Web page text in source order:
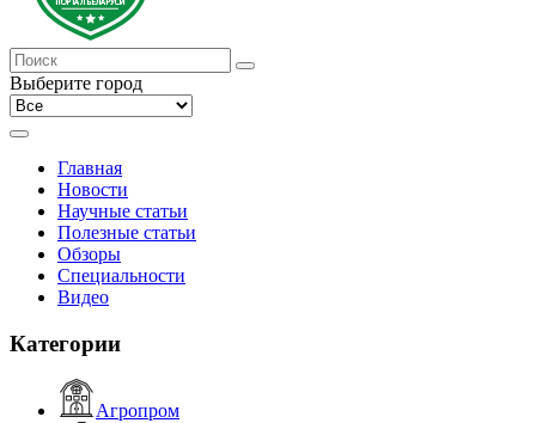
Выберите город
Главная
Новости
Научные статьи
Полезные статьи
Обзоры
Специальности
Видео
Категории
Агропром